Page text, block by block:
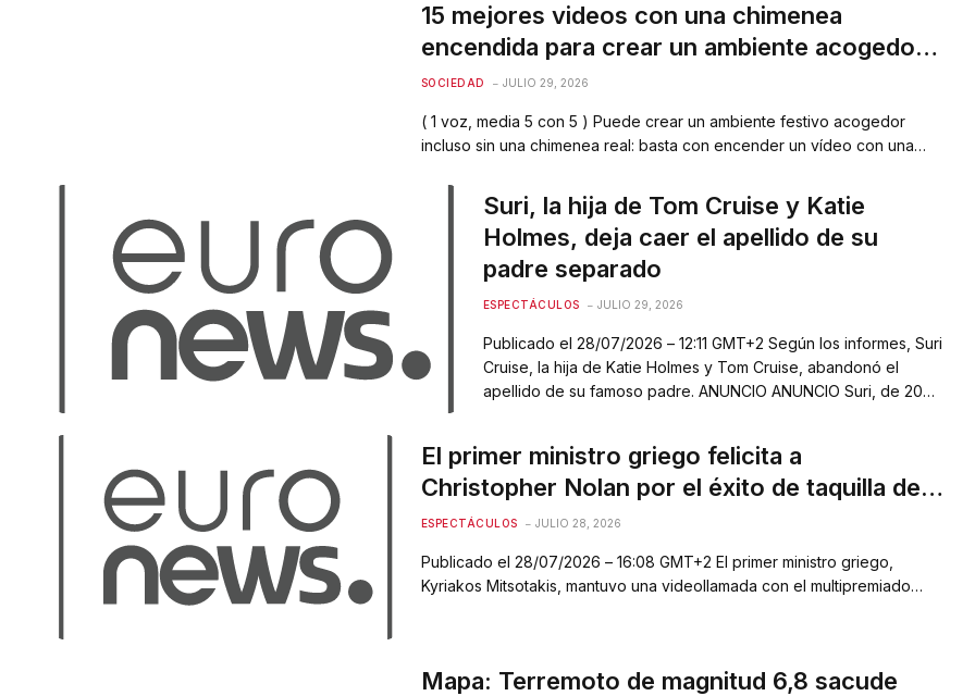
15 mejores videos con una chimenea
encendida para crear un ambiente acogedor
y festivo
SOCIEDAD JULIO 29, 2026
( 1 voz, media 5 con 5 ) Puede crear un ambiente festivo acogedor
incluso sin una chimenea real: basta con encender un vídeo con una
música, escenas navideñas con un árbol y regalos, lindos videos con
animales y…Suri, la hija de Tom Cruise y Katie
Holmes, deja caer el apellido de su
padre separado
ESPECTÁCULOS JULIO 29, 2026
Publicado el 28/07/2026 – 12:11 GMT+2 Según los informes, Suri
Cruise, la hija de Katie Holmes y Tom Cruise, abandonó el
apellido de su famoso padre. ANUNCIO ANUNCIO Suri, de 20
Anteriormente se graduó…
El primer ministro griego felicita a
Christopher Nolan por el éxito de taquilla de
‘Odisea’
ESPECTÁCULOS JULIO 28, 2026
Publicado el 28/07/2026 – 16:08 GMT+2 El primer ministro griego,
Kyriakos Mitsotakis, mantuvo una videollamada con el multipremiado
líder griego, Mitsotakis felicitó…
Mapa: Terremoto de magnitud 6,8 ​​sacude